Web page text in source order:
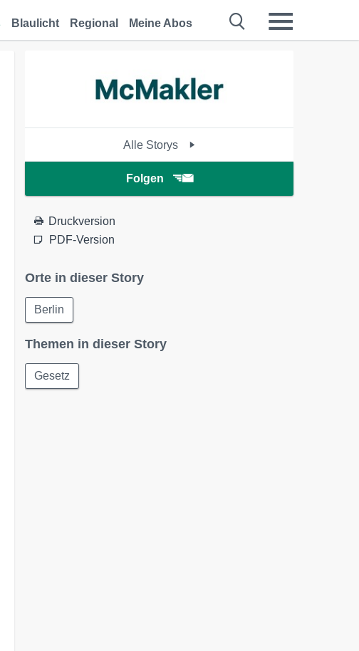
Blaulicht Regional Meine Abos
Alle Storys
Folgen
Druckversion
PDF-Version
Orte in dieser Story
Berlin
Themen in dieser Story
Gesetz